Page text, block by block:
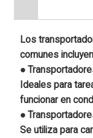
Los
comunes
●
Ideales para
funcionar en
●
Se utiliza para